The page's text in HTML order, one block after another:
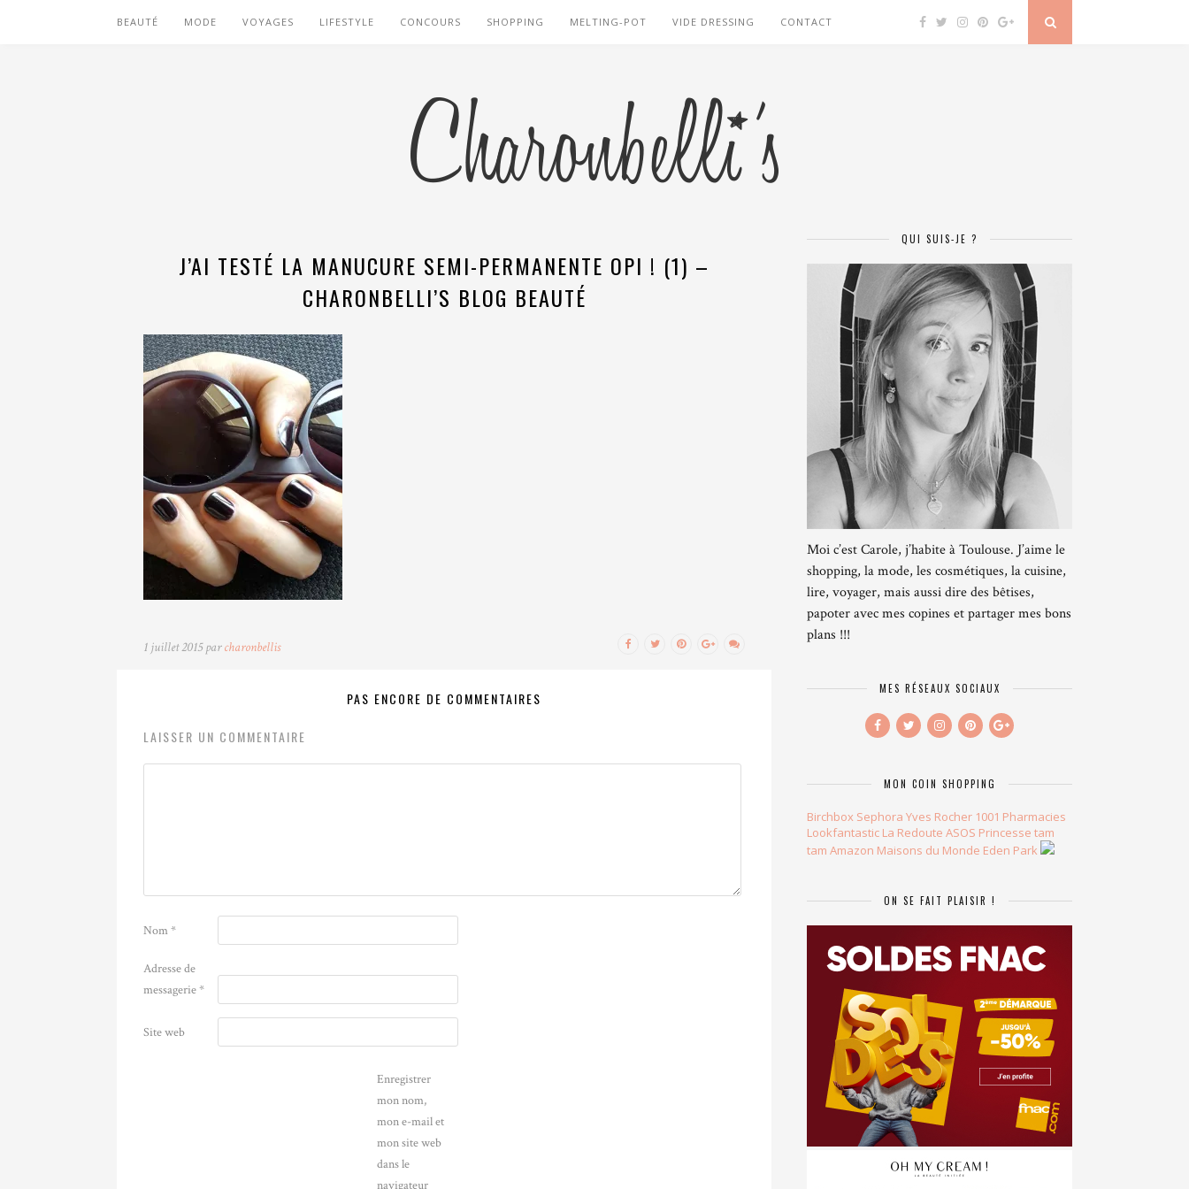
BEAUTÉ MODE VOYAGES LIFESTYLE CONCOURS SHOPPING MELTING-POT VIDE DRESSING CONTACT
J’AI TESTÉ LA MANUCURE SEMI-PERMANENTE OPI ! (1) –
CHARONBELLI’S BLOG BEAUTÉ
1 juillet 2015 parcharonbellis
PAS ENCORE DE COMMENTAIRES
LAISSER UN COMMENTAIRE
Nom*
Adresse de
messagerie*
Site web
Enregistrer
mon nom,
mon e-mail et
mon site web
dans le
navigateur
QUI SUIS-JE ?
Moi c’est Carole, j’habite à Toulouse. J’aime le
shopping, la mode, les cosmétiques, la cuisine,
lire, voyager, mais aussi dire des bêtises,
papoter avec mes copines et partager mes bons
plans !!!
MES RÉSEAUX SOCIAUX
MON COIN SHOPPING
Birchbox Sephora Yves Rocher 1001 Pharmacies
Lookfantastic La Redoute ASOS Princesse tam
tam Amazon Maisons du Monde Eden Park
ON SE FAIT PLAISIR !